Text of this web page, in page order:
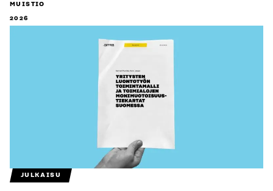
MUISTIO
2026
JULKAISU